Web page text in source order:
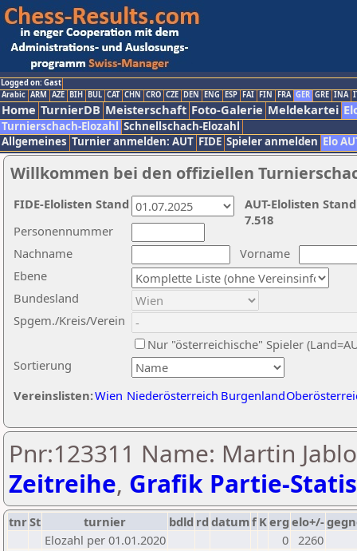
Logged on: Gast
Arabic ARM AZE BIH BUL CAT CHN CRO CZE DEN ENG ESP FAI FIN FRA GER GRE INA
Home TurnierDB Meisterschaft Foto-Galerie Meldekartei
Turnierschach-Elozahl Schnellschach-Elozahl
Allgemeines Turnier anmelden: AUT FIDE Spieler anmelden Elo
Willkommen bei den offiziellen
Nachname
Vorname
Ebene
Sortierung
Personennummer
Bundesland
Spgem./Kreis/Verein
Nur "österreichische" Spieler
Vereinslisten:Wien Niederösterreich Burgenland
AUT-Elolisten
7.518
FIDE-Elolisten Stand
Pnr:123311 Name: Martin
Zeitreihe, Grafik Partie-
tnrSt turnier bdld rd datumf Kerg elo+/-
Elozahl per 01.01.2020
0 2260